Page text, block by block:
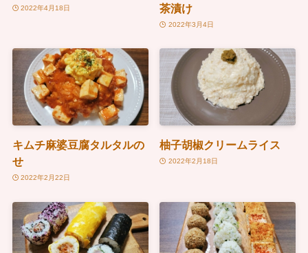
2022年4月18日 茶漬け
2022年3月4日
キムチ麻婆豆腐タルタルの
せ
2022年2月22日
柚子胡椒クリームライス
2022年2月18日